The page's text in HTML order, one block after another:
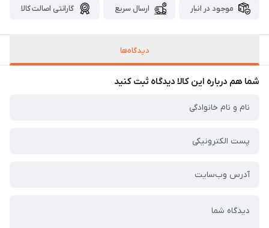
موجود در انبار ارسال سریع گارانتی اصالت کالا
دیدگاه‌ها
شما هم درباره این کالا دیدگاه ثبت کنید